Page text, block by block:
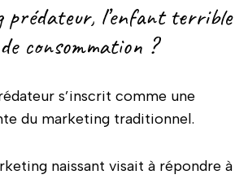
prédateur, l’enfant terrible
consommation ?
s’inscrit comme une
du marketing traditionnel.
naissant visait à répondre à